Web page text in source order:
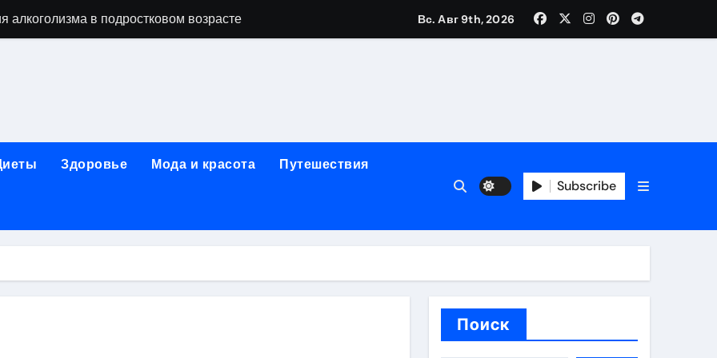
в подростковом возрасте
освоение через онлайн-образование
этапы и показания к терапии
материалами, направленными на обход верификации или банковского контроля
информационного портала
услуг, материалы и форматы работы
Вс. Авг 9th, 2026
Здоровье Мода и красота Путешествия
Subscribe
Поиск